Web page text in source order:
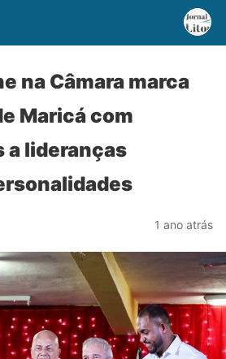
na Câmara marca
Maricá com
a lideranças
1 ano atrás